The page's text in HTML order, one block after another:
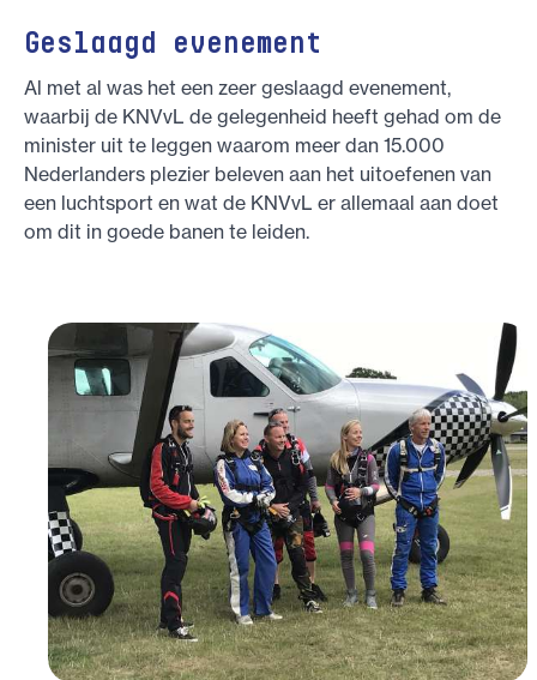
Geslaagd evenement
Al met al was het een zeer geslaagd evenement,
waarbij de KNVvL de gelegenheid heeft gehad om de
minister uit te leggen waarom meer dan 15.000
Nederlanders plezier beleven aan het uitoefenen van
een luchtsport en wat de KNVvL er allemaal aan doet
om dit in goede banen te leiden.